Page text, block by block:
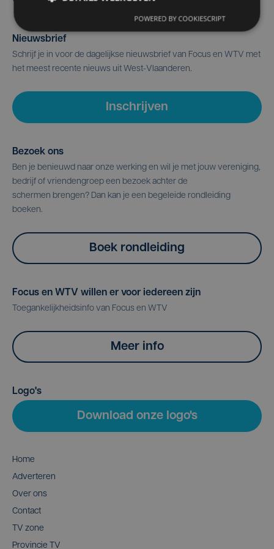
Nieuwsbrief
Schrijf je in voor de dagelijkse nieuwsbrief van Focus en WTV met
het meest recente nieuws uit West-Vlaanderen.
Inschrijven
Bezoek ons
Ben je benieuwd naar onze werking en wil je met jouw vereniging,
bedrijf of vriendengroep een bezoek achter de
schermen brengen? Dan kan je een begeleide rondleiding
boeken.
Boek rondleiding
Focus en WTV willen er voor iedereen zijn
Toegankelijkheidsinfo van Focus en WTV
Meer info
Logo's
Download onze logo's
Home
Adverteren
Over ons
Contact
TV zone
Provincie TV
POWERED BY COOKIESCRIPT